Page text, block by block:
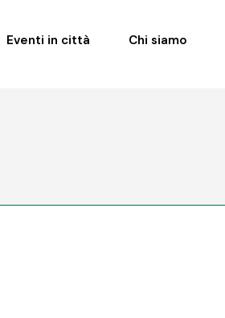
Eventi in città Chi siamo